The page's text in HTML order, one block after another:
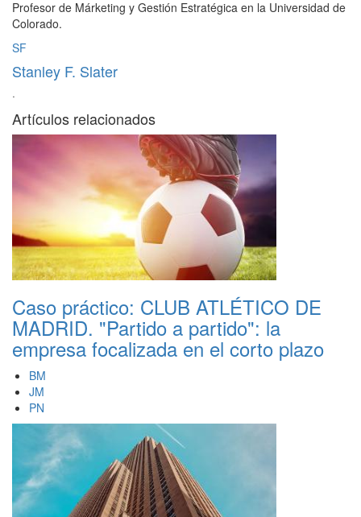
Profesor de Márketing y Gestión Estratégica en la Universidad de
Colorado.
SF
Stanley F. Slater
·
Artículos relacionados
Caso práctico: CLUB ATLÉTICO DE
MADRID. "Partido a partido": la
empresa focalizada en el corto plazo
BM
JM
PN